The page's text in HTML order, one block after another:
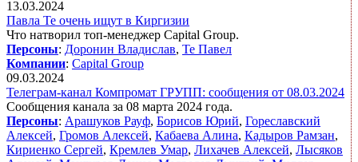
13.03.2024
Павла Те очень ищут в Киргизии
Что натворил топ-менеджер Capital Group.
Персоны: Доронин Владислав, Те Павел
Компании: Capital Group
09.03.2024
Телеграм-канал Компромат ГРУПП: сообщения от 08.03.2024
Сообщения канала за 08 марта 2024 года.
Персоны: Арашуков Рауф, Борисов Юрий, Гореславский
Алексей, Громов Алексей, Кабаева Алина, Кадыров Рамзан,
Кириенко Сергей, Кремлев Умар, Лихачев Алексей, Лысяков